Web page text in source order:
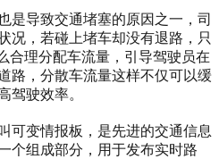
导致交通堵塞的原因之一，司
况，若碰上堵车却没有退路，只
合理分配车流量，引导驾驶员在
路，分散车流量这样不仅可以缓
驾驶效率。
变情报板，是先进的交通信息
个组成部分，用于发布实时路